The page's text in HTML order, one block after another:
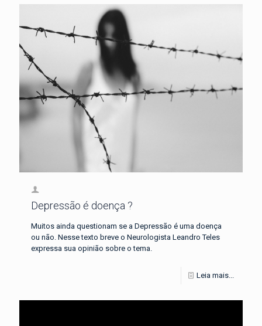
Depressão é doença ?
Muitos ainda questionam se a Depressão é uma doença
ou não. Nesse texto breve o Neurologista Leandro Teles
expressa sua opinião sobre o tema.
Leia mais...